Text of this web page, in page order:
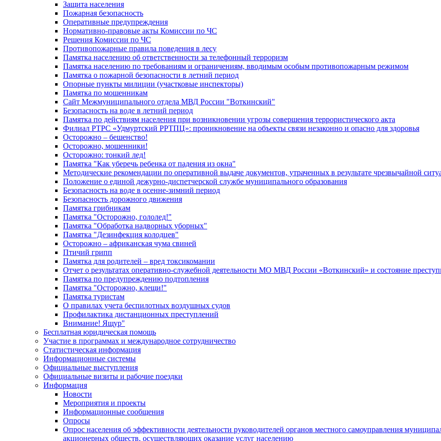
Защита населения
Пожарная безопасность
Оперативные предупреждения
Нормативно-правовые акты Комиссии по ЧС
Решения Комиссии по ЧС
Противопожарные правила поведения в лесу
Памятка населению об ответственности за телефонный терроризм
Памятка населению по требованиям и ограничениям, вводимым особым противопожарным режимом
Памятка о пожарной безопасности в летний период
Опорные пункты милиции (участковые инспекторы)
Памятка по мошенникам
Сайт Межмуниципального отдела МВД России "Воткинский"
Безопасность на воде в летний период
Памятка по действиям населения при возникновении угрозы совершения террористического акта
Филиал РТРС «Удмуртский РРТПЦ»: проникновение на объекты связи незаконно и опасно для здоровья
Осторожно – бешенство!
Осторожно, мошенники!
Осторожно: тонкий лед!
Памятка "Как уберечь ребенка от падения из окна"
Методические рекомендации по оперативной выдаче документов, утраченных в результате чрезвычайной
Положение о единой дежурно-диспетчерской службе муниципального образования
Безопасность на воде в осенне-зимний период
Безопасность дорожного движения
Памятка грибникам
Памятка "Осторожно, гололед!"
Памятка "Обработка надворных уборных"
Памятка "Дезинфекция колодцев"
Осторожно – африканская чума свиней
Птичий грипп
Памятка для родителей – вред токсикомании
Отчет о результатах оперативно-служебной деятельности МО МВД России «Воткинский» и состояние
Памятка по предупреждению подтопления
Памятка "Осторожно, клещи!"
Памятка туристам
О правилах учета беспилотных воздушных судов
Профилактика дистанционных преступлений
Внимание! Ящур"
Бесплатная юридическая помощь
Участие в программах и международное сотрудничество
Статистическая информация
Информационные системы
Официальные выступления
Официальные визиты и рабочие поездки
Информация
Новости
Мероприятия и проекты
Информационные сообщения
Опросы
Опрос населения об эффективности деятельности руководителей органов местного самоуправления
акционерных обществ, осуществляющих оказание услуг населению